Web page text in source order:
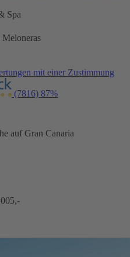
Spa
Meloneras
mit einer Zustimmung
(7816) 87%
auf Gran Canaria